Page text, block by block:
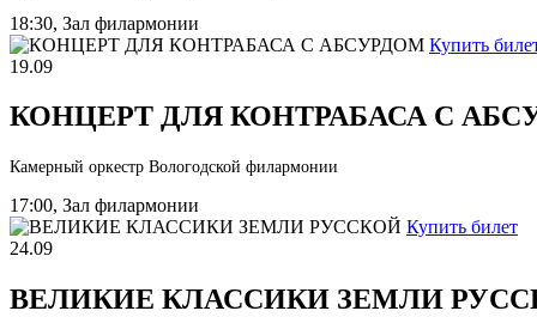
18:30, Зал филармонии
Купить
19.09
КОНЦЕРТ ДЛЯ КОНТРАБАСА С
Камерный оркестр Вологодской филармонии
17:00, Зал филармонии
Купить билет
24.09
ВЕЛИКИЕ КЛАССИКИ ЗЕМЛИ